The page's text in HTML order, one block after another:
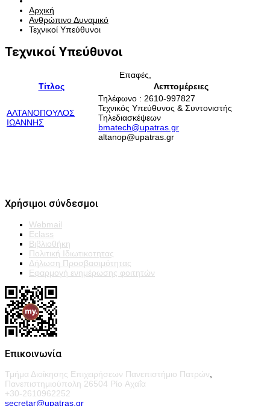
Αρχική
Ανθρώπινο Δυναμικό
Τεχνικοί Υπεύθυνοι
Τεχνικοί Υπεύθυνοι
Επαφές,
Τίτλος
Λεπτομέρειες
ΑΛΤΑΝΌΠΟΥΛΟΣ
ΙΩΆΝΝΗΣ
Τηλέφωνο : 2610-997827
Τεχνικός Υπεύθυνος & Συντονιστής
Τηλεδιασκέψεων
bmatech@upatras.gr
altanop@upatras.gr
Χρήσιμοι σύνδεσμοι
Webmail
Eclass
Βιβλιοθήκη
Πολιτική Ιδιωτικοτητας
Δήλωση Προσβασιμότητας
Εφαρμογή ενημέρωσης φοιτητών
Επικοινωνία
Τμήμα Διοίκησης Επιχειρήσεων Πανεπιστήμιο Πατρών,
Πανεπιστημιούπολη 26504 Ρίο Αχαΐα
+30-2610962252
secretar@upatras.gr